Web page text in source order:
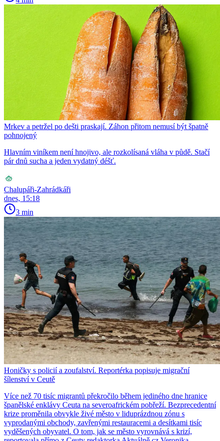
Mrkev a petržel po dešti praskají. Záhon přitom nemusí být špatně
pohnojený
Hlavním viníkem není hnojivo, ale rozkolísaná vláha v půdě. Stačí
pár dnů sucha a jeden vydatný déšť.
Chalupáři-Zahrádkáři
dnes, 15:18
3 min
Honičky s policií a zoufalství. Reportérka popisuje migrační
šílenství v Ceutě
Více než 70 tisíc migrantů překročilo během jediného dne hranice
španělské enklávy Ceuta na severoafrickém pobřeží. Bezprecedentní
krize proměnila obvykle živé město v liduprázdnou zónu s
vyprodanými obchody, zavřenými restauracemi a desítkami tisíc
vyděšených obyvatel. O tom, jak se město vyrovnává s krizí,